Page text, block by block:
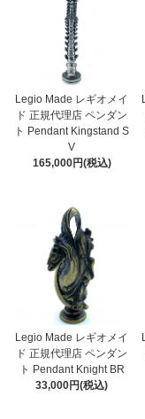
Legio Made レギオメイ
ド 正規代理店 ペンダン
ト Pendant Kingstand S
V
165,000円(税込)
Legio Made レギオメイ
ド 正規代理店 ペンダン
ト Pendant Knight BR
33,000円(税込)